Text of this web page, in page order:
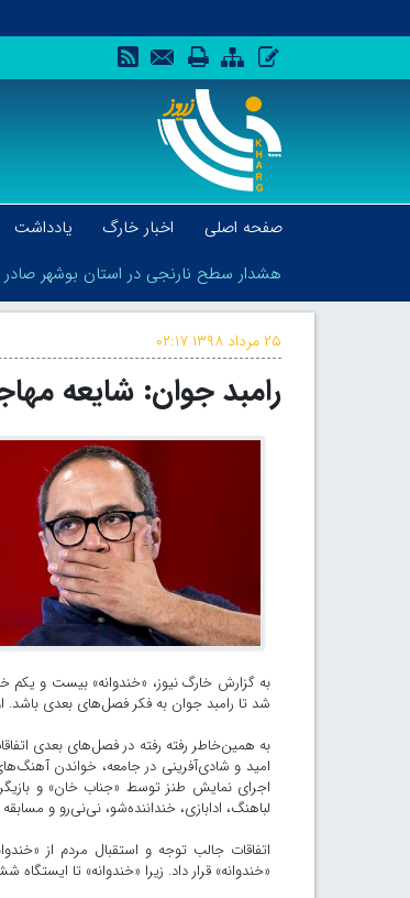
صفحه اصلی اخبار خارگ یادداشت
هشدار سطح نارنجی در استان بوشهر
هشدار سطح نارنجی در استان بوشهر
۲۵ مرداد ۱۳۹۸ ۰۲:۱۷
رامبد جوان: شایعه
شد تا رامبد جوان به فکر فصل‌های بعدی باشد.
امید و شادی‌آفرینی در جامعه، خواندن
لباهنگ، ادابازی، خنداننده‌شو، نی‌نی‌رو و
اتفاقات جالب توجه و استقبال مردم از
«خندوانه» قرار داد. زیرا «خندوانه» تا